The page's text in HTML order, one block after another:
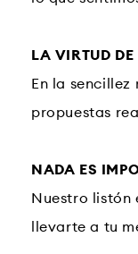
LA VIRTUD
En la
propuestas
NADA ES
Nuestro listón
llevarte a tu